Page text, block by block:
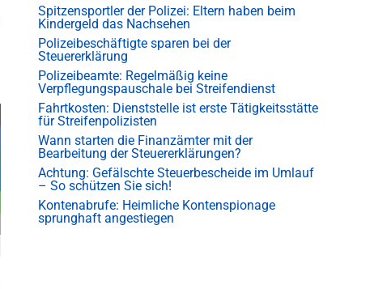
Spitzensportler der Polizei: Eltern haben beim
Kindergeld das Nachsehen
Polizeibeschäftigte sparen bei der
Steuererklärung
Polizeibeamte: Regelmäßig keine
Verpflegungspauschale bei Streifendienst
Fahrtkosten: Dienststelle ist erste Tätigkeitsstätte
für Streifenpolizisten
Wann starten die Finanzämter mit der
Bearbeitung der Steuererklärungen?
Achtung: Gefälschte Steuerbescheide im Umlauf
– So schützen Sie sich!
Kontenabrufe: Heimliche Kontenspionage
sprunghaft angestiegen